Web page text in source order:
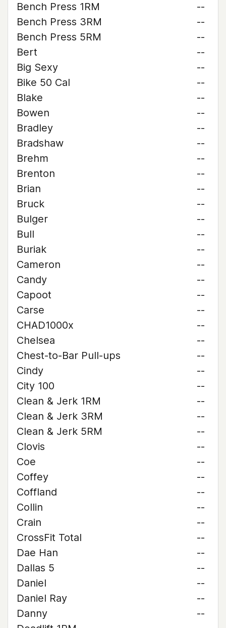
Bench Press 1RM
--
Bench Press 3RM
--
Bench Press 5RM
--
Bert
--
Big Sexy
--
Bike 50 Cal
--
Blake
--
Bowen
--
Bradley
--
Bradshaw
--
Brehm
--
Brenton
--
Brian
--
Bruck
--
Bulger
--
Bull
--
Buriak
--
Cameron
--
Candy
--
Capoot
--
Carse
--
CHAD1000x
--
Chelsea
--
Chest-to-Bar Pull-ups
--
Cindy
--
City 100
--
Clean & Jerk 1RM
--
Clean & Jerk 3RM
--
Clean & Jerk 5RM
--
Clovis
--
Coe
--
Coffey
--
Coffland
--
Collin
--
Crain
--
CrossFit Total
--
Dae Han
--
Dallas 5
--
Daniel
--
Daniel Ray
--
Danny
--